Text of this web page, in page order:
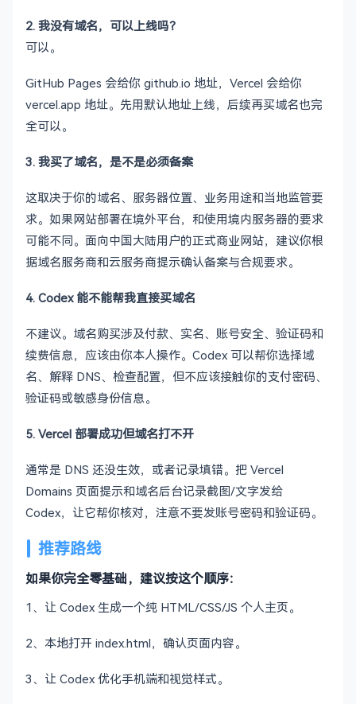
2. 我没有域名，可以上线吗？
可以。
GitHub Pages 会给你 github.io 地址，Vercel 会给你
vercel.app 地址。先用默认地址上线，后续再买域名也完
全可以。
3. 我买了域名，是不是必须备案
这取决于你的域名、服务器位置、业务用途和当地监管要
求。如果网站部署在境外平台，和使用境内服务器的要求
可能不同。面向中国大陆用户的正式商业网站，建议你根
据域名服务商和云服务商提示确认备案与合规要求。
4. Codex 能不能帮我直接买域名
不建议。域名购买涉及付款、实名、账号安全、验证码和
续费信息，应该由你本人操作。Codex 可以帮你选择域
名、解释 DNS、检查配置，但不应该接触你的支付密码、
验证码或敏感身份信息。
5. Vercel 部署成功但域名打不开
通常是 DNS 还没生效，或者记录填错。把 Vercel
Domains 页面提示和域名后台记录截图/文字发给
Codex，让它帮你核对，注意不要发账号密码和验证码。
推荐路线
如果你完全零基础，建议按这个顺序：
1、让 Codex 生成一个纯 HTML/CSS/JS 个人主页。
2、本地打开 index.html，确认页面内容。
3、让 Codex 优化手机端和视觉样式。